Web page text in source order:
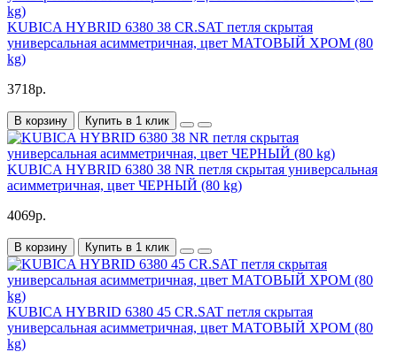
KUBICA HYBRID 6380 38 CR.SAT петля скрытая
универсальная асимметричная, цвет МАТОВЫЙ ХРОМ (80
kg)
3718р.
В корзину Купить в 1 клик
KUBICA HYBRID 6380 38 NR петля скрытая универсальная
асимметричная, цвет ЧЕРНЫЙ (80 kg)
4069р.
В корзину Купить в 1 клик
KUBICA HYBRID 6380 45 CR.SAT петля скрытая
универсальная асимметричная, цвет МАТОВЫЙ ХРОМ (80
kg)